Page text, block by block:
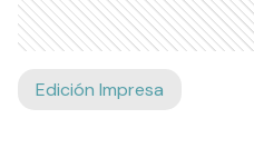
Edición Impresa